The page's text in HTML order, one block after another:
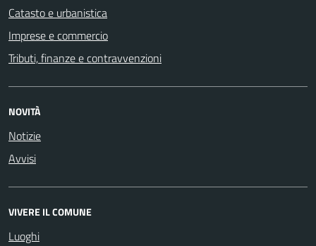
Catasto e urbanistica
Imprese e commercio
Tributi, finanze e contravvenzioni
NOVITÀ
Notizie
Avvisi
VIVERE IL COMUNE
Luoghi